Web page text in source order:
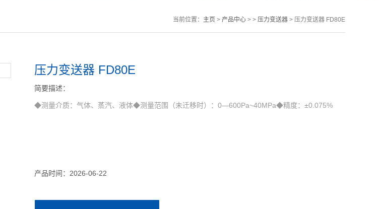
当前位置： 主页 > 产品中心> > 压力变送器> 压力变送器 FD80E
压力变送器 FD80E
简要描述：
◆测量介质：气体、蒸汽、液体◆测量范围（未迁移时）：0—600Pa~40MPa◆精度：±0.075%
产品时间：2026-06-22